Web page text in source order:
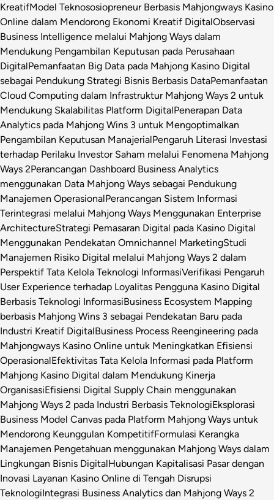
KreatifModel Teknososiopreneur Berbasis Mahjongways Kasino
Online dalam Mendorong Ekonomi Kreatif DigitalObservasi
Business Intelligence melalui Mahjong Ways dalam
Mendukung Pengambilan Keputusan pada Perusahaan
DigitalPemanfaatan Big Data pada Mahjong Kasino Digital
sebagai Pendukung Strategi Bisnis Berbasis DataPemanfaatan
Cloud Computing dalam Infrastruktur Mahjong Ways 2 untuk
Mendukung Skalabilitas Platform DigitalPenerapan Data
Analytics pada Mahjong Wins 3 untuk Mengoptimalkan
Pengambilan Keputusan ManajerialPengaruh Literasi Investasi
terhadap Perilaku Investor Saham melalui Fenomena Mahjong
Ways 2Perancangan Dashboard Business Analytics
menggunakan Data Mahjong Ways sebagai Pendukung
Manajemen OperasionalPerancangan Sistem Informasi
Terintegrasi melalui Mahjong Ways Menggunakan Enterprise
ArchitectureStrategi Pemasaran Digital pada Kasino Digital
Menggunakan Pendekatan Omnichannel MarketingStudi
Manajemen Risiko Digital melalui Mahjong Ways 2 dalam
Perspektif Tata Kelola Teknologi InformasiVerifikasi Pengaruh
User Experience terhadap Loyalitas Pengguna Kasino Digital
Berbasis Teknologi InformasiBusiness Ecosystem Mapping
berbasis Mahjong Wins 3 sebagai Pendekatan Baru pada
Industri Kreatif DigitalBusiness Process Reengineering pada
Mahjongways Kasino Online untuk Meningkatkan Efisiensi
OperasionalEfektivitas Tata Kelola Informasi pada Platform
Mahjong Kasino Digital dalam Mendukung Kinerja
OrganisasiEfisiensi Digital Supply Chain menggunakan
Mahjong Ways 2 pada Industri Berbasis TeknologiEksplorasi
Business Model Canvas pada Platform Mahjong Ways untuk
Mendorong Keunggulan KompetitifFormulasi Kerangka
Manajemen Pengetahuan menggunakan Mahjong Ways dalam
Lingkungan Bisnis DigitalHubungan Kapitalisasi Pasar dengan
Inovasi Layanan Kasino Online di Tengah Disrupsi
TeknologiIntegrasi Business Analytics dan Mahjong Ways 2